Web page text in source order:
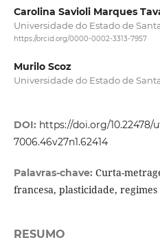
Carolina Savioli Marques
Universidade do Estado de
https://orcid.org/0000-0002-3313-7957
Murilo Scoz
Universidade do Estado de
DOI: https://doi.org/10.22478/
7006.46v27n1.62414
Palavras-chave: Curta-
francesa, plasticidade,
RESUMO